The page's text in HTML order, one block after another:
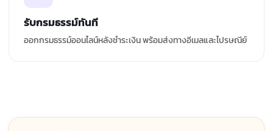
รับกรมธรรม์ทันที
ออกกรมธรรม์ออนไลน์หลังชำระเงิน พร้อมส่งทางอีเมลและไปรษณีย์